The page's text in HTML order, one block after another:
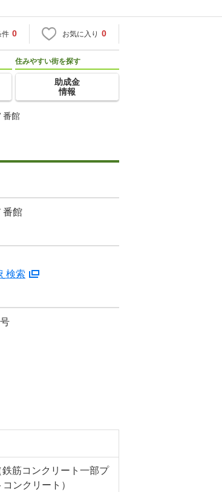
件 0 お気に入り 0
住みやすい街を探す
助成金
情報
番館
番館
検索
筋コンクリート一部プ
ンクリート）